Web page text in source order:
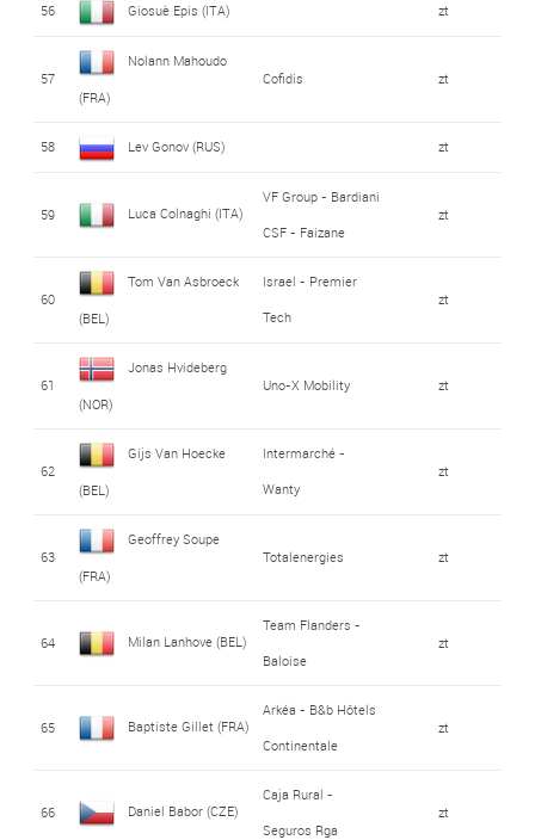
56 Giosuè Epis (ITA) zt
57
Nolann Mahoudo
(FRA)
Cofidis zt
58 Lev Gonov (RUS) zt
59 Luca Colnaghi (ITA)
VF Group - Bardiani
CSF - Faizane
zt
60
Tom Van Asbroeck
(BEL)
Israel - Premier
Tech
zt
61
Jonas Hvideberg
(NOR)
Uno-X Mobility zt
62
Gijs Van Hoecke
(BEL)
Intermarché -
Wanty
zt
63
Geoffrey Soupe
(FRA)
Totalenergies zt
64 Milan Lanhove (BEL)
Team Flanders -
Baloise
zt
65 Baptiste Gillet (FRA)
Arkéa - B&b Hôtels
Continentale
zt
66 Daniel Babor (CZE)
Caja Rural -
Seguros Rga
zt